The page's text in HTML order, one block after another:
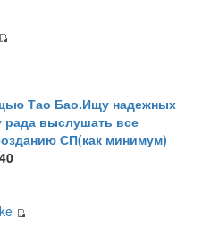
Тао Бао.Ищу надежных
рада выслушать все
СП(как минимум)